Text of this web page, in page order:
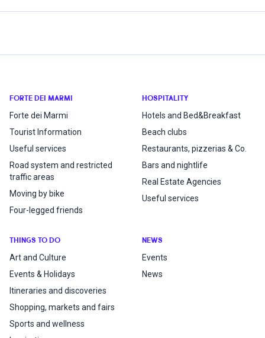
FORTE DEI MARMI
Forte dei Marmi
Tourist Information
Useful services
Road system and restricted
traffic areas
Moving by bike
Four-legged friends
HOSPITALITY
Hotels and Bed&Breakfast
Beach clubs
Restaurants, pizzerias & Co.
Bars and nightlife
Real Estate Agencies
Useful services
THINGS TO DO
Art and Culture
Events & Holidays
Itineraries and discoveries
Shopping, markets and fairs
Sports and wellness
NEWS
Events
News